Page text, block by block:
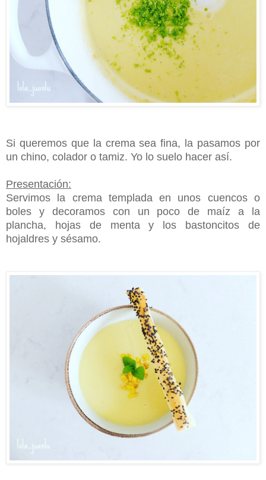
Si queremos que la crema sea fina, la pasamos por
un chino, colador o tamiz. Yo lo suelo hacer así.
Presentación:
Servimos la crema templada en unos cuencos o
boles y decoramos con un poco de maíz a la
plancha, hojas de menta y los bastoncitos de
hojaldres y sésamo.